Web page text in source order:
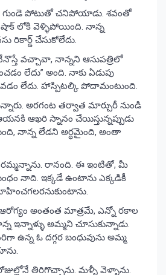
గుండె పోటుతో చనిపోయాడు. శవంతో
షాక్ లోకి వెళ్ళిపోయింది. నాన్న
చేసుకోలేదు.
వచ్చావా, నాన్నని ఆసుపత్రిలో
లేదు” అంది. నాకు ఏడుపు
లేదు. హాస్పిటల్కి పోదామంటుంది.
అరగంట తర్వాత మార్చురీ నుండి
ఆఖరి స్నానం చేయిస్తున్నప్పుడు
నాన్న లేడని అర్ధమైంది, అంతా
రానంది. ఈ ఇంటితో, మీ
నాది. ఇక్కడే ఉంటాను ఎక్కడికీ
అంతంత మాత్రమే, ఎన్నో రకాల
ఇన్నాళ్ళు అమ్మని చూసుకున్నాడు.
ఉన్న ఓ దగ్గర బంధువును అమ్మ
తిరిగొచ్చాను. మళ్ళీ వెళ్ళాను.